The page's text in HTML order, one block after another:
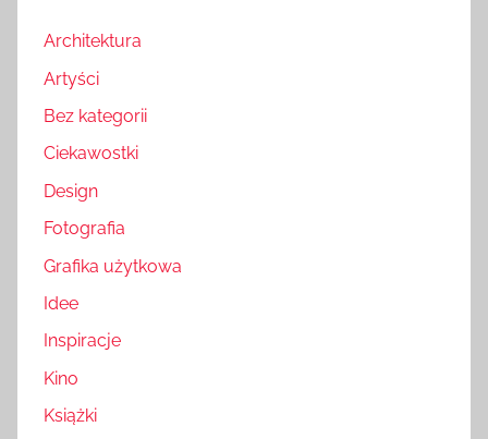
Architektura
Artyści
Bez kategorii
Ciekawostki
Design
Fotografia
Grafika użytkowa
Idee
Inspiracje
Kino
Książki